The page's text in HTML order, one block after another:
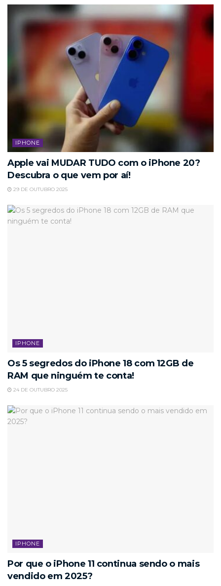
IPHONE
Apple vai MUDAR TUDO com o iPhone 20?
Descubra o que vem por aí!
29 DE OUTUBRO 2025
IPHONE
Os 5 segredos do iPhone 18 com 12GB de
RAM que ninguém te conta!
24 DE OUTUBRO 2025
IPHONE
Por que o iPhone 11 continua sendo o mais
vendido em 2025?